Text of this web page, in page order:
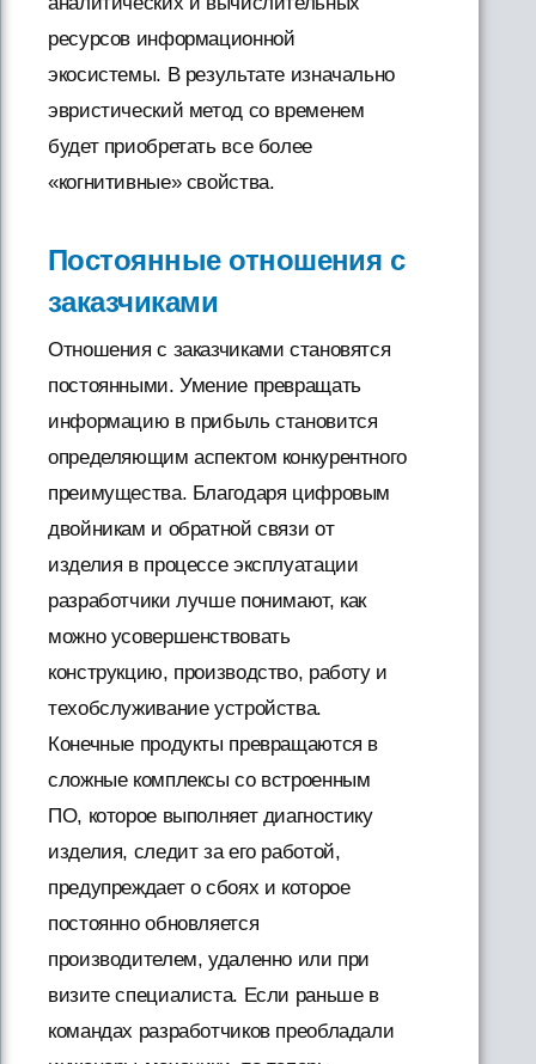
ресурсов информационной
экосистемы. В результате изначально
эвристический метод со временем
будет приобретать все более
«когнитивные» свойства.
Постоянные отношения с
заказчиками
Отношения с заказчиками становятся
постоянными. Умение превращать
информацию в прибыль становится
определяющим аспектом конкурентного
преимущества. Благодаря цифровым
двойникам и обратной связи от
изделия в процессе эксплуатации
разработчики лучше понимают, как
можно усовершенствовать
конструкцию, производство, работу и
техобслуживание устройства.
Конечные продукты превращаются в
сложные комплексы со встроенным
ПО, которое выполняет диагностику
изделия, следит за его работой,
предупреждает о сбоях и которое
постоянно обновляется
производителем, удаленно или при
визите специалиста. Если раньше в
командах разработчиков преобладали